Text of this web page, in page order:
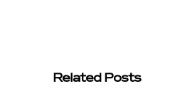
Related Posts